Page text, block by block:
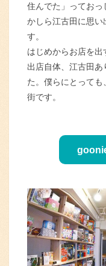
住んでた」ってお
かしら江古田に思い
す。
はじめからお店を
出店自体、江古田
た。僕らにとって
街です。